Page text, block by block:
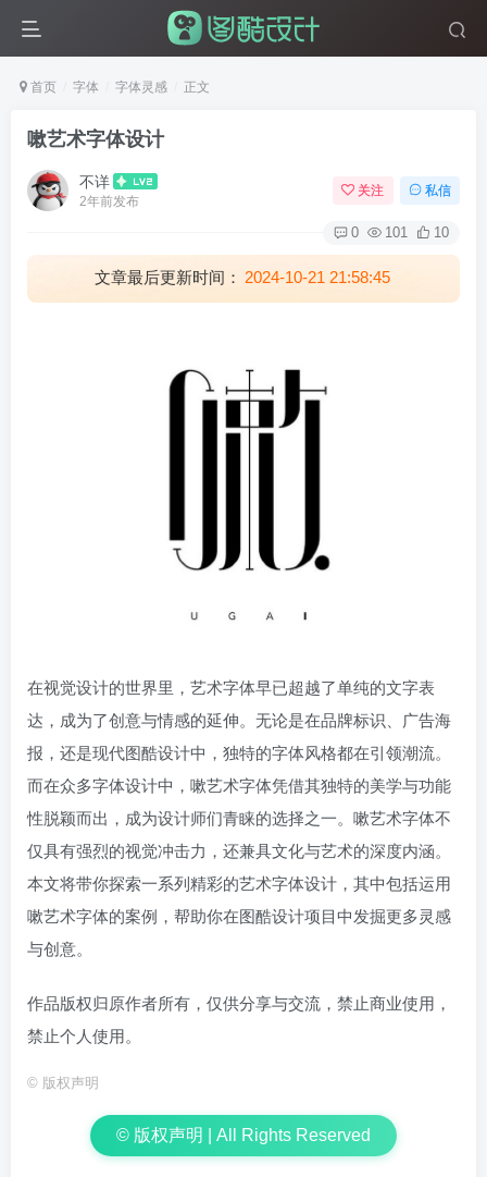
首页 字体 字体灵感 正文
嗽艺术字体设计
不详
2年前发布
关注 私信
0 101 10
文章最后更新时间： 2024-10-21 21:58:45
在视觉设计的世界里，艺术字体早已超越了单纯的文字表
达，成为了创意与情感的延伸。无论是在品牌标识、广告海
报，还是现代图酷设计中，独特的字体风格都在引领潮流。
而在众多字体设计中，嗽艺术字体凭借其独特的美学与功能
性脱颖而出，成为设计师们青睐的选择之一。嗽艺术字体不
仅具有强烈的视觉冲击力，还兼具文化与艺术的深度内涵。
本文将带你探索一系列精彩的艺术字体设计，其中包括运用
嗽艺术字体的案例，帮助你在图酷设计项目中发掘更多灵感
与创意。
作品版权归原作者所有，仅供分享与交流，禁止商业使用，
禁止个人使用。
© 版权声明
© 版权声明 | All Rights Reserved